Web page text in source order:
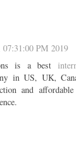
07:31:00 PM 2019
is a best
in US, UK,
and